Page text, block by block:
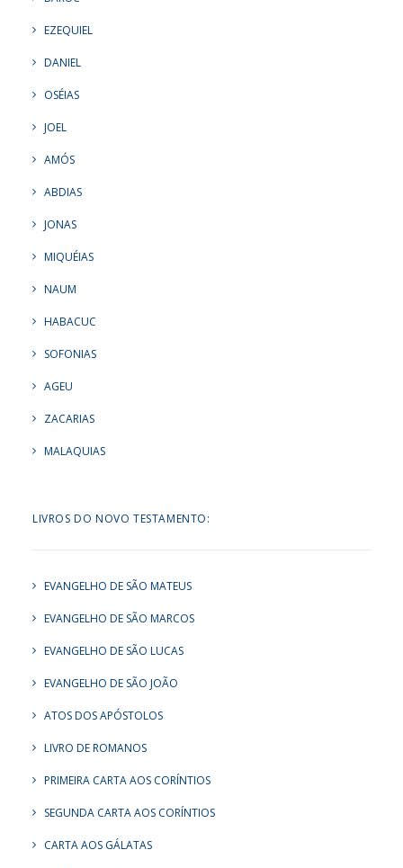
EZEQUIEL
DANIEL
OSÉIAS
JOEL
AMÓS
ABDIAS
JONAS
MIQUÉIAS
NAUM
HABACUC
SOFONIAS
AGEU
ZACARIAS
MALAQUIAS
LIVROS DO NOVO TESTAMENTO:
EVANGELHO DE SÃO MATEUS
EVANGELHO DE SÃO MARCOS
EVANGELHO DE SÃO LUCAS
EVANGELHO DE SÃO JOÃO
ATOS DOS APÓSTOLOS
LIVRO DE ROMANOS
PRIMEIRA CARTA AOS CORÍNTIOS
SEGUNDA CARTA AOS CORÍNTIOS
CARTA AOS GÁLATAS